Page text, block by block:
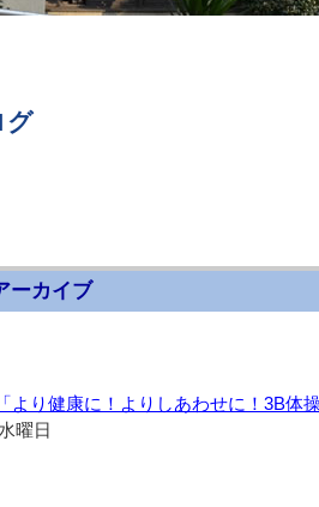
グ
ーカイブ
より健康に！よりしあわせに！3B体
曜日